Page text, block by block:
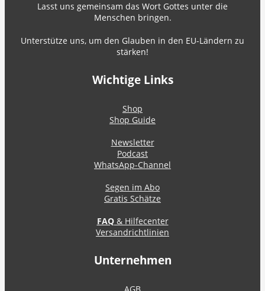
Lasst uns gemeinsam das Wort Gottes unter die
Menschen bringen.
Unterstütze uns, um den Glauben in den EU-Ländern zu
stärken!
Wichtige Links
Shop
Shop Guide
Newsletter
Podcast
WhatsApp-Channel
Segen im Abo
Gratis Schätze
FAQ& Hilfecenter
Versandrichtlinien
Unternehmen